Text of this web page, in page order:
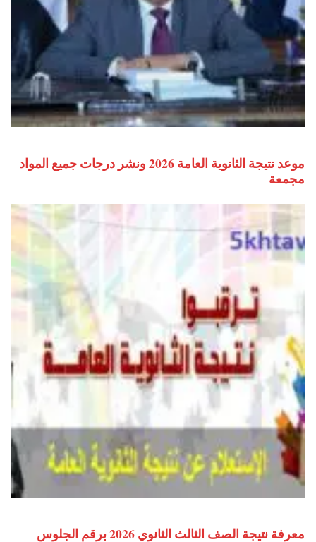
موعد نتيجة الثانوية العامة 2026 ونشر درجات جميع المواد
مجمعة
معرفة نتيجة الصف الثالث الثانوي 2026 برقم الجلوس